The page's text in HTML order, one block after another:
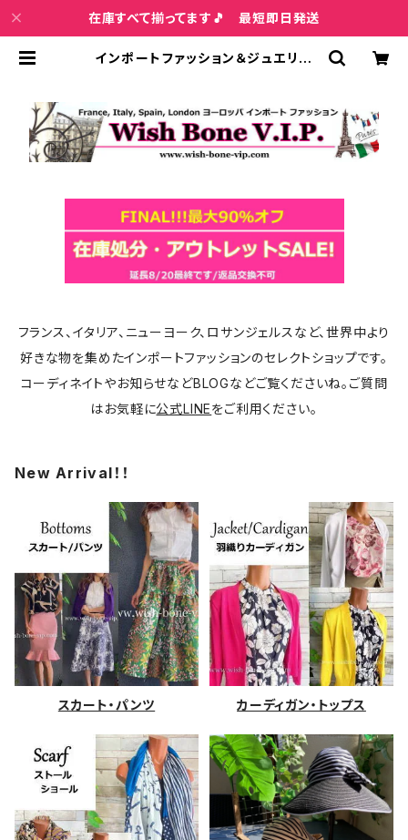
在庫すべて揃ってます🎵 最短即日発送
インポートファッション＆ジュエリー
フランス、イタリア、ニューヨーク、ロサンジェルスなど、世界中より
好きな物を集めたインポートファッションのセレクトショップです。
コーディネイトやお知らせなどBLOGなどご覧くださいね。ご質問
はお気軽に公式LINEをご利用ください。
New Arrival！！
スカート・パンツ カーディガン・トップス